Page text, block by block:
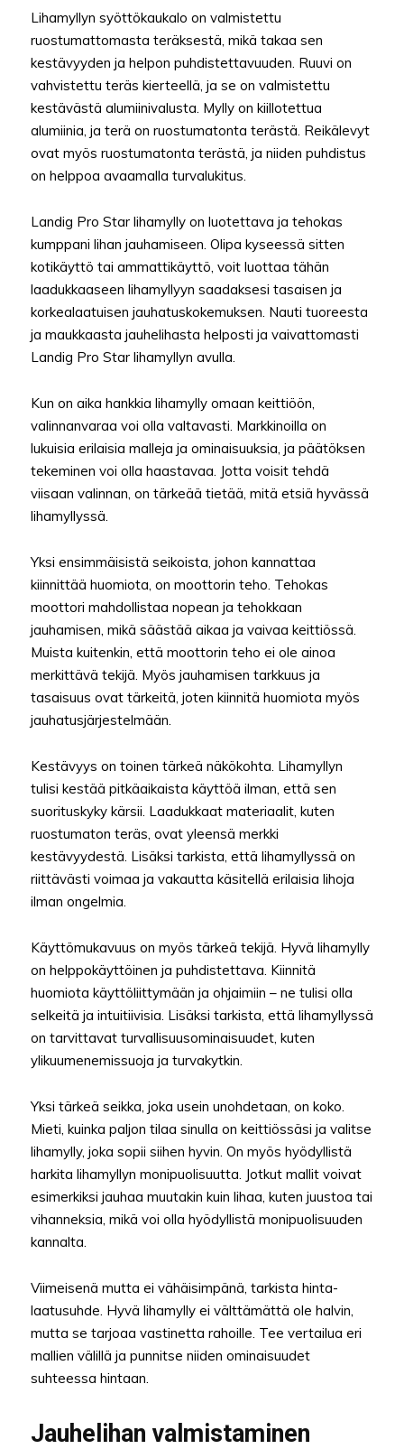
Lihamyllyn syöttökaukalo on valmistettu
ruostumattomasta teräksestä, mikä takaa sen
kestävyyden ja helpon puhdistettavuuden. Ruuvi on
vahvistettu teräs kierteellä, ja se on valmistettu
kestävästä alumiinivalusta. Mylly on kiillotettua
alumiinia, ja terä on ruostumatonta terästä. Reikälevyt
ovat myös ruostumatonta terästä, ja niiden puhdistus
on helppoa avaamalla turvalukitus.
Landig Pro Star lihamylly on luotettava ja tehokas
kumppani lihan jauhamiseen. Olipa kyseessä sitten
kotikäyttö tai ammattikäyttö, voit luottaa tähän
laadukkaaseen lihamyllyyn saadaksesi tasaisen ja
korkealaatuisen jauhatuskokemuksen. Nauti tuoreesta
ja maukkaasta jauhelihasta helposti ja vaivattomasti
Landig Pro Star lihamyllyn avulla.
Kun on aika hankkia lihamylly omaan keittiöön,
valinnanvaraa voi olla valtavasti. Markkinoilla on
lukuisia erilaisia malleja ja ominaisuuksia, ja päätöksen
tekeminen voi olla haastavaa. Jotta voisit tehdä
viisaan valinnan, on tärkeää tietää, mitä etsiä hyvässä
lihamyllyssä.
Yksi ensimmäisistä seikoista, johon kannattaa
kiinnittää huomiota, on moottorin teho. Tehokas
moottori mahdollistaa nopean ja tehokkaan
jauhamisen, mikä säästää aikaa ja vaivaa keittiössä.
Muista kuitenkin, että moottorin teho ei ole ainoa
merkittävä tekijä. Myös jauhamisen tarkkuus ja
tasaisuus ovat tärkeitä, joten kiinnitä huomiota myös
jauhatusjärjestelmään.
Kestävyys on toinen tärkeä näkökohta. Lihamyllyn
tulisi kestää pitkäaikaista käyttöä ilman, että sen
suorituskyky kärsii. Laadukkaat materiaalit, kuten
ruostumaton teräs, ovat yleensä merkki
kestävyydestä. Lisäksi tarkista, että lihamyllyssä on
riittävästi voimaa ja vakautta käsitellä erilaisia lihoja
ilman ongelmia.
Käyttömukavuus on myös tärkeä tekijä. Hyvä lihamylly
on helppokäyttöinen ja puhdistettava. Kiinnitä
huomiota käyttöliittymään ja ohjaimiin – ne tulisi olla
selkeitä ja intuitiivisia. Lisäksi tarkista, että lihamyllyssä
on tarvittavat turvallisuusominaisuudet, kuten
ylikuumenemissuoja ja turvakytkin.
Yksi tärkeä seikka, joka usein unohdetaan, on koko.
Mieti, kuinka paljon tilaa sinulla on keittiössäsi ja valitse
lihamylly, joka sopii siihen hyvin. On myös hyödyllistä
harkita lihamyllyn monipuolisuutta. Jotkut mallit voivat
esimerkiksi jauhaa muutakin kuin lihaa, kuten juustoa tai
vihanneksia, mikä voi olla hyödyllistä monipuolisuuden
kannalta.
Viimeisenä mutta ei vähäisimpänä, tarkista hinta-
laatusuhde. Hyvä lihamylly ei välttämättä ole halvin,
mutta se tarjoaa vastinetta rahoille. Tee vertailua eri
mallien välillä ja punnitse niiden ominaisuudet
suhteessa hintaan.
Jauhelihan valmistaminen